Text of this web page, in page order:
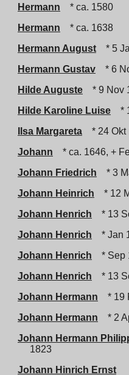
Hermann
* ca. 1580
Hermann
* ca. 1638
Hermann August
* 5
Hermann Gustav
* 6
Hilde Auguste
* 9 Nov
Hilde Karoline Luise
*
Ilsa Margareta
* 24 Okt
Johann
* ca. 1646, +
Johann Friedrich
* 3
Johann Heinrich
* 12
Johann Henrich
* 13
Johann Henrich
* Jan
Johann Henrich
* Sep
Johann Henrich
* 13
Johann Hermann
* 19
Johann Hermann
* 2
Johann Hermann
1823
Johann Hinrich Ernst